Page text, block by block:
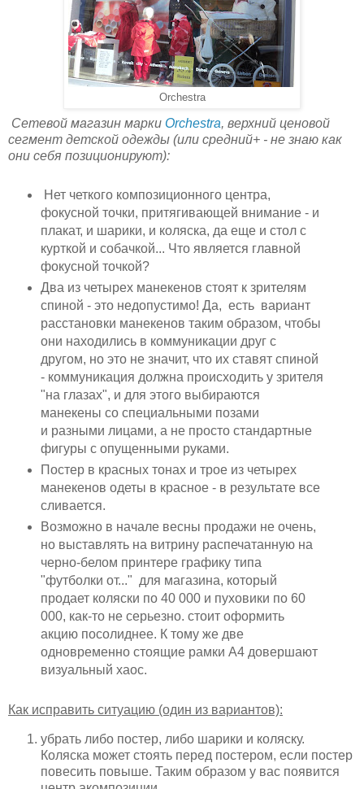
Orchestra
Сетевой магазин марки Orchestra, верхний ценовой
сегмент детской одежды (или средний+ - не знаю как
они себя позиционируют):
Нет четкого композиционного центра,
фокусной точки, притягивающей внимание - и
плакат, и шарики, и коляска, да еще и стол с
курткой и собачкой... Что является главной
фокусной точкой?
Два из четырех манекенов стоят к зрителям
спиной - это недопустимо! Да, есть вариант
расстановки манекенов таким образом, чтобы
они находились в коммуникации друг с
другом, но это не значит, что их ставят спиной
- коммуникация должна происходить у зрителя
"на глазах", и для этого выбираются
манекены со специальными позами
и разными лицами, а не просто стандартные
фигуры с опущенными руками.
Постер в красных тонах и трое из четырех
манекенов одеты в красное - в результате все
сливается.
Возможно в начале весны продажи не очень,
но выставлять на витрину распечатанную на
черно-белом принтере графику типа
"футболки от..." для магазина, который
продает коляски по 40 000 и пуховики по 60
000, как-то не серьезно. стоит оформить
акцию посолиднее. К тому же две
одновременно стоящие рамки А4 довершают
визуальный хаос.
Как исправить ситуацию (один из вариантов):
убрать либо постер, либо шарики и коляску.
Коляска может стоять перед постером, если постер
повесить повыше. Таким образом у вас появится